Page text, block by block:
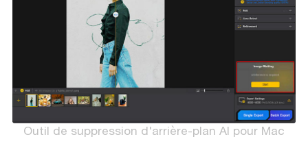
Outil de suppression d'arrière-plan AI pour Mac